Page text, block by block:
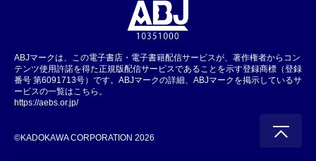
ABJマークは、この電子書店・電子書籍配信サービスが、著作権者からコン
テンツ使用許諾を得た正規版配信サービスであることを示す登録商標（登録
番号 第6091713号）です。ABJマークの詳細、ABJマークを掲示しているサ
ービスの一覧はこちら。
https://aebs.or.jp/
©KADOKAWA CORPORATION 2026